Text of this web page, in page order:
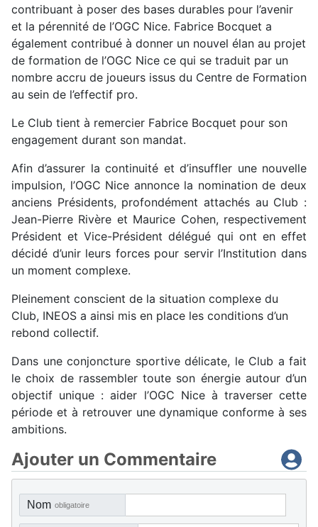
contribuant à poser des bases durables pour l’avenir
et la pérennité de l’OGC Nice. Fabrice Bocquet a
également contribué à donner un nouvel élan au projet
de formation de l’OGC Nice ce qui se traduit par un
nombre accru de joueurs issus du Centre de Formation
au sein de l’effectif pro.
Le Club tient à remercier Fabrice Bocquet pour son
engagement durant son mandat.
Afin d’assurer la continuité et d’insuffler une nouvelle
impulsion, l’OGC Nice annonce la nomination de deux
anciens Présidents, profondément attachés au Club :
Jean-Pierre Rivère et Maurice Cohen, respectivement
Président et Vice-Président délégué qui ont en effet
décidé d’unir leurs forces pour servir l’Institution dans
un moment complexe.
Pleinement conscient de la situation complexe du
Club, INEOS a ainsi mis en place les conditions d’un
rebond collectif.
Dans une conjoncture sportive délicate, le Club a fait
le choix de rassembler toute son énergie autour d’un
objectif unique : aider l’OGC Nice à traverser cette
période et à retrouver une dynamique conforme à ses
ambitions.
Ajouter un Commentaire
Nom obligatoire